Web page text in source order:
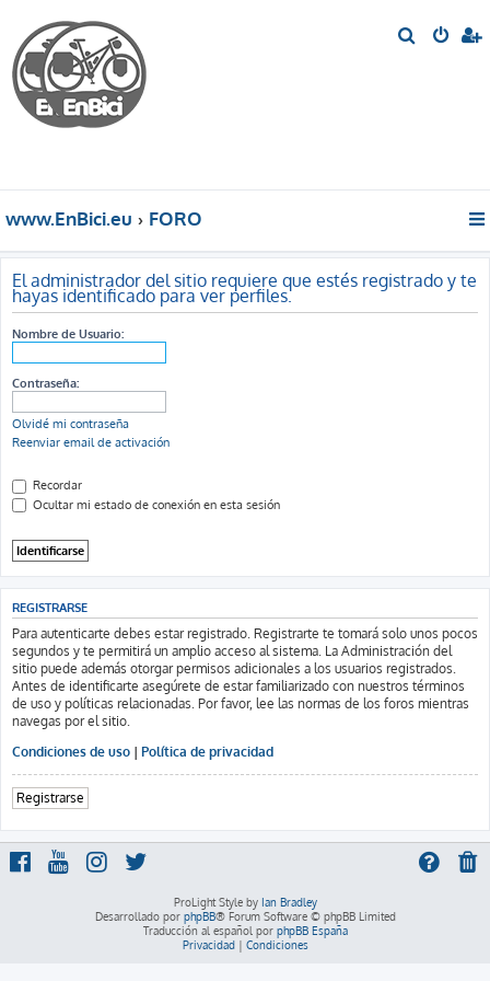
www.EnBici.eu FORO
El administrador del sitio requiere que estés registrado y te
hayas identificado para ver perfiles.
Nombre de Usuario:
Contraseña:
Olvidé mi contraseña
Reenviar email de activación
Recordar
Ocultar mi estado de conexión en esta sesión
REGISTRARSE
Para autenticarte debes estar registrado. Registrarte te tomará solo unos pocos
segundos y te permitirá un amplio acceso al sistema. La Administración del
sitio puede además otorgar permisos adicionales a los usuarios registrados.
Antes de identificarte asegúrete de estar familiarizado con nuestros términos
de uso y políticas relacionadas. Por favor, lee las normas de los foros mientras
navegas por el sitio.
Condiciones de uso | Política de privacidad
Registrarse
ProLight Style by Ian Bradley
Desarrollado por phpBB® Forum Software © phpBB Limited
Traducción al español por phpBB España
Privacidad| Condiciones